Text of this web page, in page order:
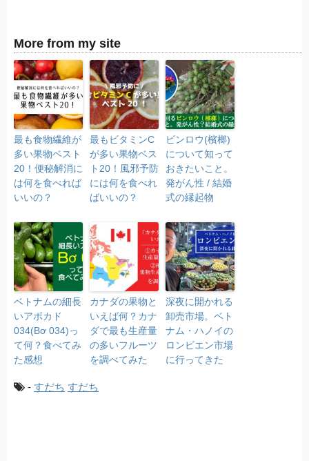
More from my site
最も食物繊維が
多い果物ベスト
20！便秘解消に
は何を食べれば
いいの？
最もビタミンC
が多い果物ベス
ト20！風邪予防
には何を食べれ
ばいいの？
ビンロウ(檳榔)
について知って
おきたいこと。
発がん性 / 結婚
式の縁起物
ベトナムの細長
いアボカド
034(Bơ 034)っ
て何？食べてみ
た感想
カナダの果物と
いえば何？カナ
ダで最も生産量
の多いフルーツ
を調べてみた
深夜に開かれる
卸売市場。ベト
ナム・ハノイの
ロンビエン市場
に行ってきた
- すだち すだち